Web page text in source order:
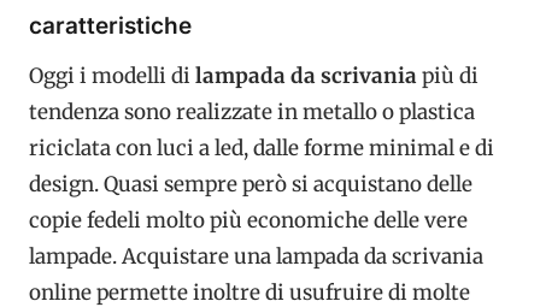
caratteristiche
Oggi i modelli di lampada da scrivaniapiù di
tendenza sono realizzate in metallo o plastica
riciclata con luci a led, dalle forme minimal e di
design. Quasi sempre però si acquistano delle
copie fedeli molto più economiche delle vere
lampade. Acquistare una lampada da scrivania
online permette inoltre di usufruire di molte